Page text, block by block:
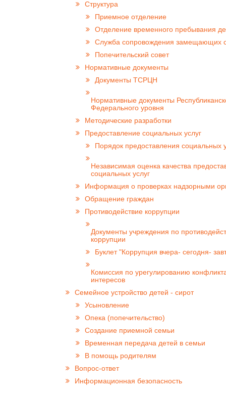
Структура
Приемное отделение
Отделение временного пребывания
Cлужба сопровождения замещающих
Попечительский совет
Нормативные документы
Документы ТСРЦН
Нормативные документы
Федерального уровня
Методические разработки
Предоставление социальных услуг
Порядок предоставления социальных
Независимая оценка качества
социальных услуг
Информация о проверках надзорными
Обращение граждан
Противодействие коррупции
Документы учреждения по
коррупции
Буклет "Коррупция вчера- сегодня-
Комиссия по урегулированию
интересов
Семейное устройство детей - сирот
Усыновление
Опека (попечительство)
Создание приемной семьи
Временная передача детей в семьи
В помощь родителям
Вопрос-ответ
Информационная безопасность